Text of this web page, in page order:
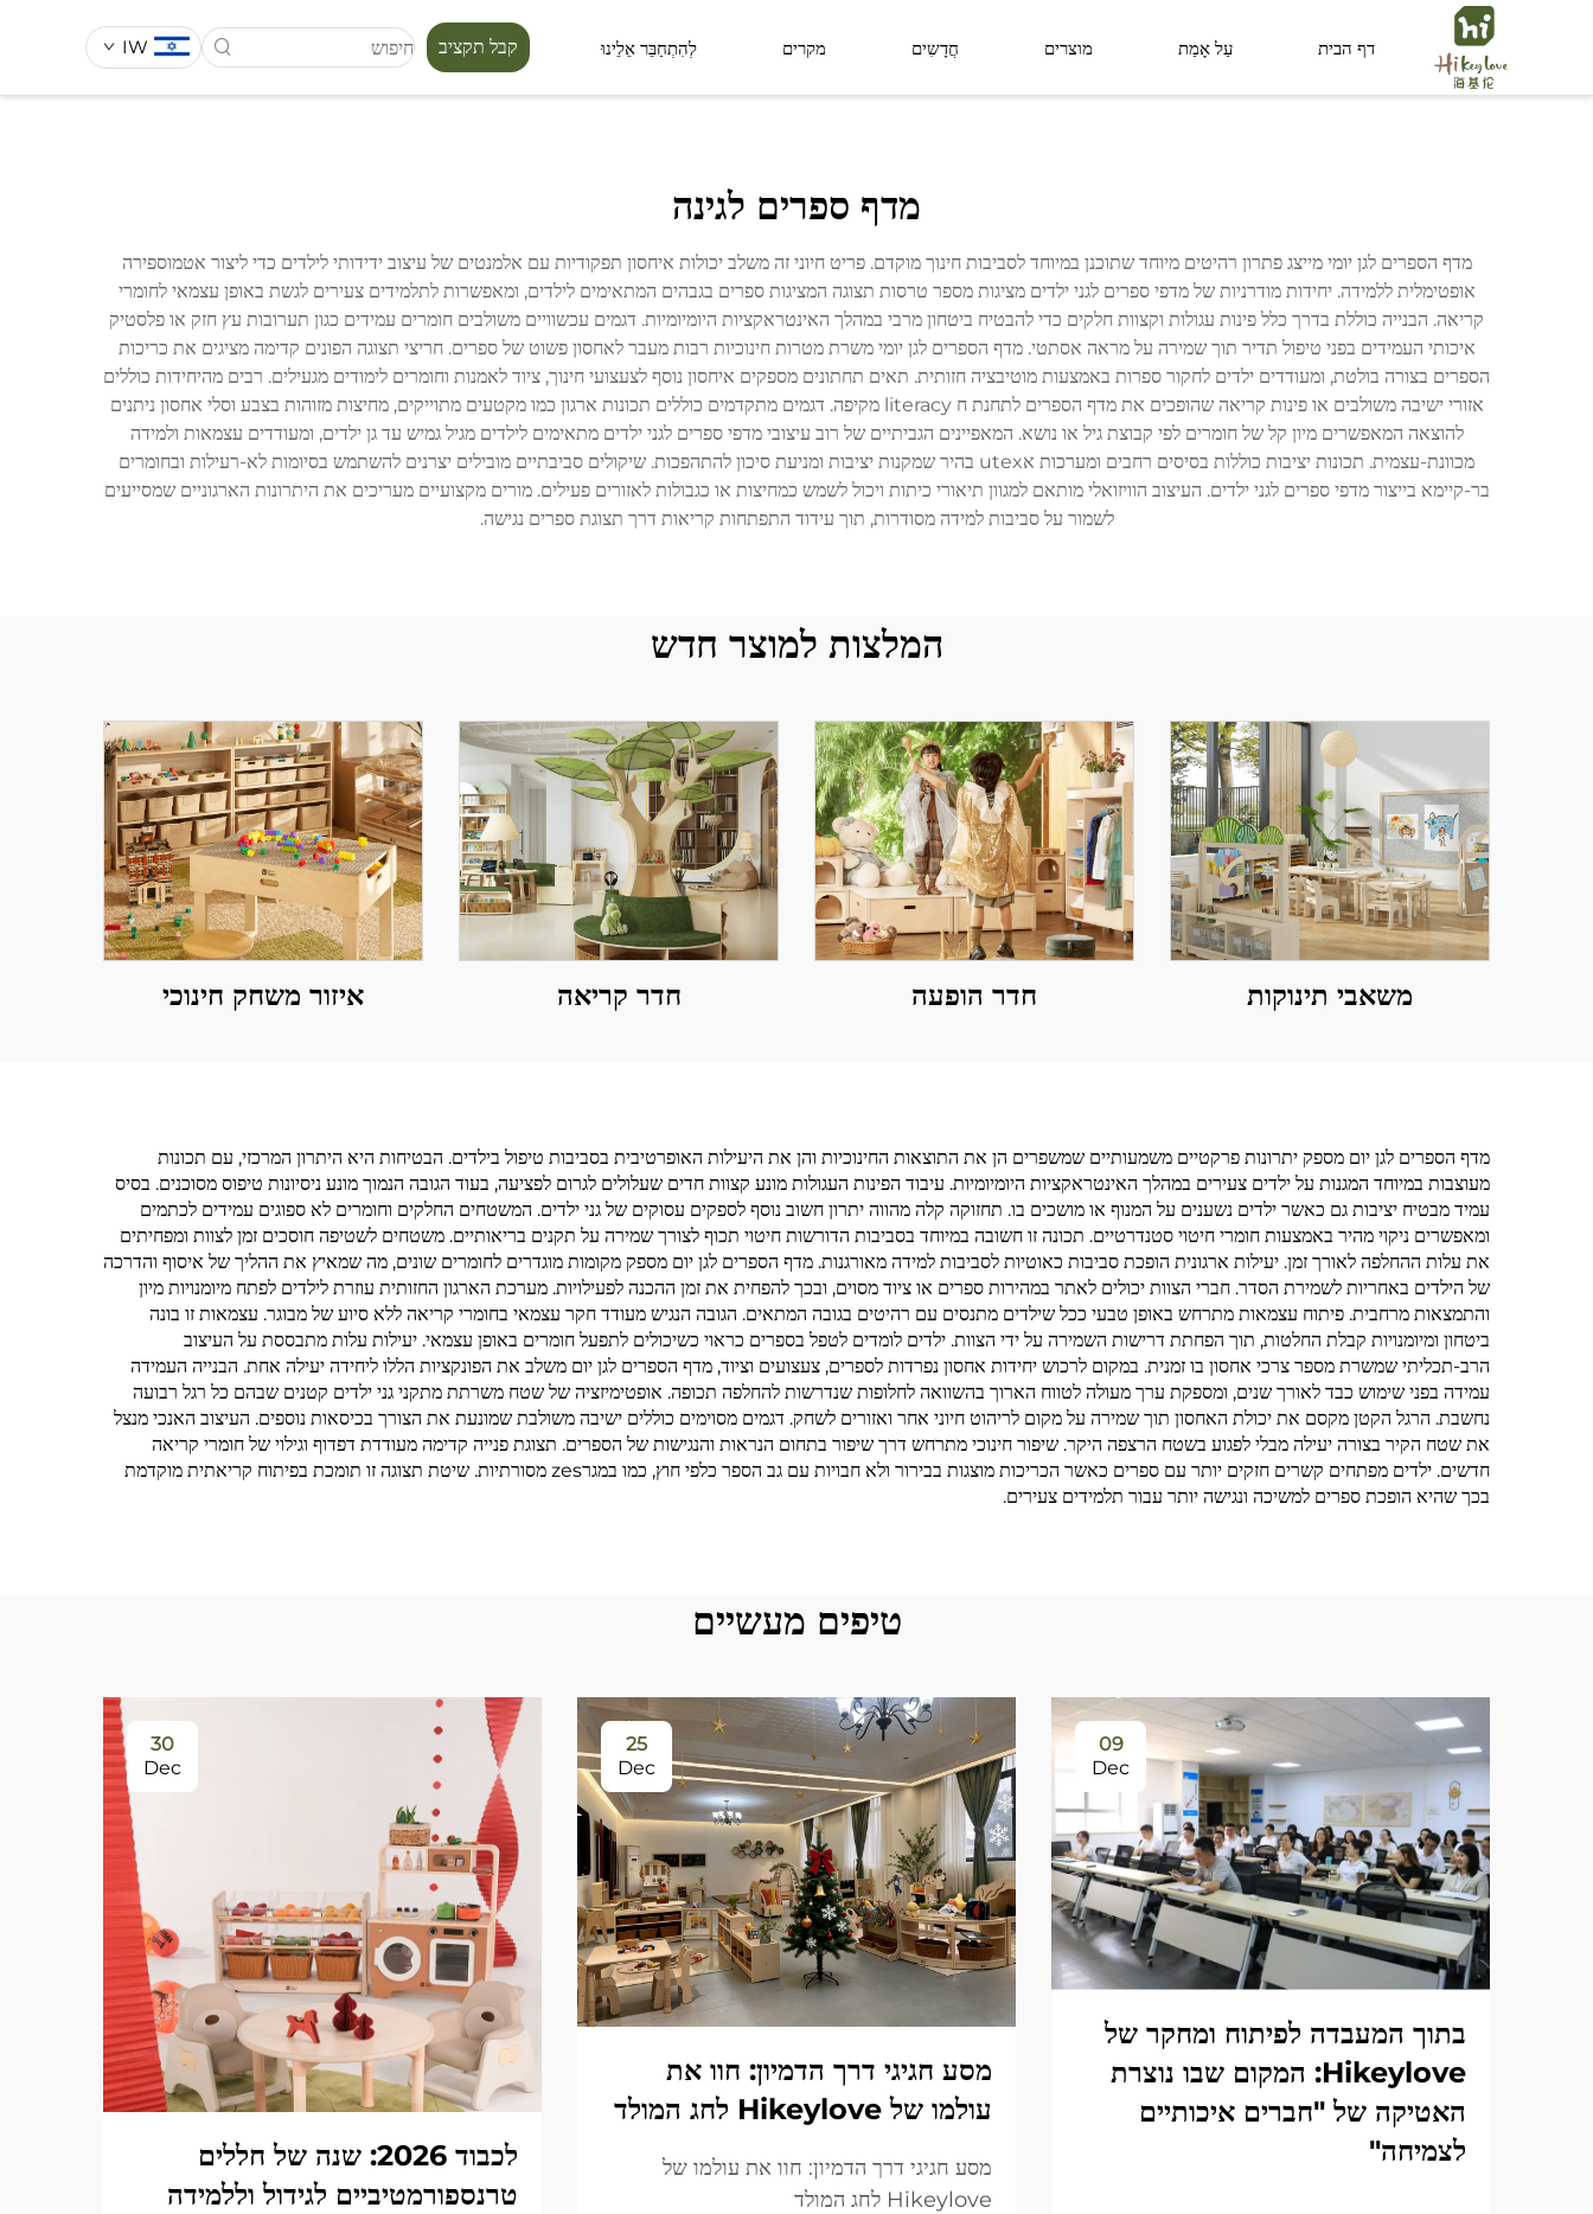
דף הבית עַל אָמַת מוצרים חֲדָשִים מקרים לְהִתְחַבֵּר אֵלֵינוּ קבל תקציב IW
מדף ספרים לגינה
מדף הספרים לגן יומי מייצג פתרון רהיטים מיוחד שתוכנן במיוחד לסביבות חינוך מוקדם. פריט חיוני זה משלב יכולות איחסון תפקודיות עם אלמנטים של עיצוב ידידותי לילדים כדי ליצור אטמוספירה
אופטימלית ללמידה. יחידות מודרניות של מדפי ספרים לגני ילדים מציגות מספר טרסות תצוגה המציגות ספרים בגבהים המתאימים לילדים, ומאפשרות לתלמידים צעירים לגשת באופן עצמאי לחומרי
קריאה. הבנייה כוללת בדרך כלל פינות עגולות וקצוות חלקים כדי להבטיח ביטחון מרבי במהלך האינטראקציות היומיומיות. דגמים עכשוויים משולבים חומרים עמידים כגון תערובות עץ חזק או פלסטיק
איכותי העמידים בפני טיפול תדיר תוך שמירה על מראה אסתטי. מדף הספרים לגן יומי משרת מטרות חינוכיות רבות מעבר לאחסון פשוט של ספרים. חריצי תצוגה הפונים קדימה מציגים את כריכות
הספרים בצורה בולטת, ומעודדים ילדים לחקור ספרות באמצעות מוטיבציה חזותית. תאים תחתונים מספקים איחסון נוסף לצעצועי חינוך, ציוד לאמנות וחומרים לימודים מגעילים. רבים מהיחידות כוללים
אזורי ישיבה משולבים או פינות קריאה שהופכים את מדף הספרים לתחנת ח literacy מקיפה. דגמים מתקדמים כוללים תכונות ארגון כמו מקטעים מתוייקים, מחיצות מזוהות בצבע וסלי אחסון ניתנים
להוצאה המאפשרים מיון קל של חומרים לפי קבוצת גיל או נושא. המאפיינים הגביתיים של רוב עיצובי מדפי ספרים לגני ילדים מתאימים לילדים מגיל גמיש עד גן ילדים, ומעודדים עצמאות ולמידה
מכוונת-עצמית. תכונות יציבות כוללות בסיסים רחבים ומערכות אutex בהיר שמקנות יציבות ומניעת סיכון להתהפכות. שיקולים סביבתיים מובילים יצרנים להשתמש בסיומות לא-רעילות ובחומרים
בר-קיימא בייצור מדפי ספרים לגני ילדים. העיצוב הוויזואלי מותאם למגוון תיאורי כיתות ויכול לשמש כמחיצות או כגבולות לאזורים פעילים. מורים מקצועיים מעריכים את היתרונות הארגוניים שמסייעים
לשמור על סביבות למידה מסודרות, תוך עידוד התפתחות קריאות דרך תצוגת ספרים נגישה.
המלצות למוצר חדש
משאבי תינוקות חדר הופעה חדר קריאה איזור משחק חינוכי
מדף הספרים לגן יום מספק יתרונות פרקטיים משמעותיים שמשפרים הן את התוצאות החינוכיות והן את היעילות האופרטיבית בסביבות טיפול בילדים. הבטיחות היא היתרון המרכזי, עם תכונות
מעוצבות במיוחד המגנות על ילדים צעירים במהלך האינטראקציות היומיומיות. עיבוד הפינות העגולות מונע קצוות חדים שעלולים לגרום לפציעה, בעוד הגובה הנמוך מונע ניסיונות טיפוס מסוכנים. בסיס
עמיד מבטיח יציבות גם כאשר ילדים נשענים על המנוף או מושכים בו. תחזוקה קלה מהווה יתרון חשוב נוסף לספקים עסוקים של גני ילדים. המשטחים החלקים וחומרים לא ספוגים עמידים לכתמים
ומאפשרים ניקוי מהיר באמצעות חומרי חיטוי סטנדרטיים. תכונה זו חשובה במיוחד בסביבות הדורשות חיטוי תכוף לצורך שמירה על תקנים בריאותיים. משטחים לשטיפה חוסכים זמן לצוות ומפחיתים
את עלות ההחלפה לאורך זמן. יעילות ארגונית הופכת סביבות כאוטיות לסביבות למידה מאורגנות. מדף הספרים לגן יום מספק מקומות מוגדרים לחומרים שונים, מה שמאיץ את ההליך של איסוף והדרכה
של הילדים באחריות לשמירת הסדר. חברי הצוות יכולים לאתר במהירות ספרים או ציוד מסוים, ובכך להפחית את זמן ההכנה לפעילויות. מערכת הארגון החזותית עוזרת לילדים לפתח מיומנויות מיון
והתמצאות מרחבית. פיתוח עצמאות מתרחש באופן טבעי ככל שילדים מתנסים עם רהיטים בגובה המתאים. הגובה הנגיש מעודד חקר עצמאי בחומרי קריאה ללא סיוע של מבוגר. עצמאות זו בונה
ביטחון ומיומנויות קבלת החלטות, תוך הפחתת דרישות השמירה על ידי הצוות. ילדים לומדים לטפל בספרים כראוי כשיכולים לתפעל חומרים באופן עצמאי. יעילות עלות מתבססת על העיצוב
הרב-תכליתי שמשרת מספר צרכי אחסון בו זמנית. במקום לרכוש יחידות אחסון נפרדות לספרים, צעצועים וציוד, מדף הספרים לגן יום משלב את הפונקציות הללו ליחידה יעילה אחת. הבנייה העמידה
עמידה בפני שימוש כבד לאורך שנים, ומספקת ערך מעולה לטווח הארוך בהשוואה לחלופות שנדרשות להחלפה תכופה. אופטימיזציה של שטח משרתת מתקני גני ילדים קטנים שבהם כל רגל רבועה
נחשבת. הרגל הקטן מקסם את יכולת האחסון תוך שמירה על מקום לריהוט חיוני אחר ואזורים לשחק. דגמים מסוימים כוללים ישיבה משולבת שמונעת את הצורך בכיסאות נוספים. העיצוב האנכי מנצל
את שטח הקיר בצורה יעילה מבלי לפגוע בשטח הרצפה היקר. שיפור חינוכי מתרחש דרך שיפור בתחום הנראות והנגישות של הספרים. תצוגת פנייה קדימה מעודדת דפדוף וגילוי של חומרי קריאה
חדשים. ילדים מפתחים קשרים חזקים יותר עם ספרים כאשר הכריכות מוצגות בבירור ולא חבויות עם גב הספר כלפי חוץ, כמו במגרzes מסורתיות. שיטת תצוגה זו תומכת בפיתוח קריאתית מוקדמת
בכך שהיא הופכת ספרים למשיכה ונגישה יותר עבור תלמידים צעירים.
טיפים מעשיים
09
Dec
בתוך המעבדה לפיתוח ומחקר של
Hikeylove: המקום שבו נוצרת
האטיקה של "חברים איכותיים
לצמיחה"
25
Dec
מסע חגיגי דרך הדמיון: חוו את
עולמו של Hikeylove לחג המולד
מסע חגיגי דרך הדמיון: חוו את עולמו של
Hikeylove לחג המולד
30
Dec
לכבוד 2026: שנה של חללים
טרנספורמטיביים לגידול וללמידה